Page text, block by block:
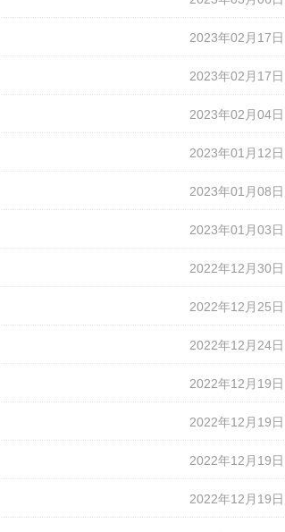
2023年02月17日
2023年02月17日
2023年02月04日
2023年01月12日
2023年01月08日
2023年01月03日
2022年12月30日
2022年12月25日
2022年12月24日
2022年12月19日
2022年12月19日
2022年12月19日
2022年12月19日